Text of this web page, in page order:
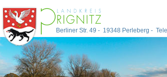
Berliner Str. 49 - 19348 Perleberg -